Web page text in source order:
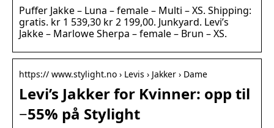
Puffer Jakke – Luna – female – Multi – XS. Shipping:
gratis. kr 1 539,30 kr 2 199,00. Junkyard. Levi’s
Jakke – Marlowe Sherpa – female – Brun – XS.
https:// www.stylight.no › Levis › Jakker › Dame
Levi’s Jakker for Kvinner: opp til
−55% på Stylight